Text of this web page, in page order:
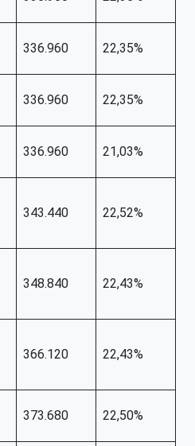
336.960 22,35%
336.960 22,35%
336.960 21,03%
343.440 22,52%
348.840 22,43%
366.120 22,43%
373.680 22,50%